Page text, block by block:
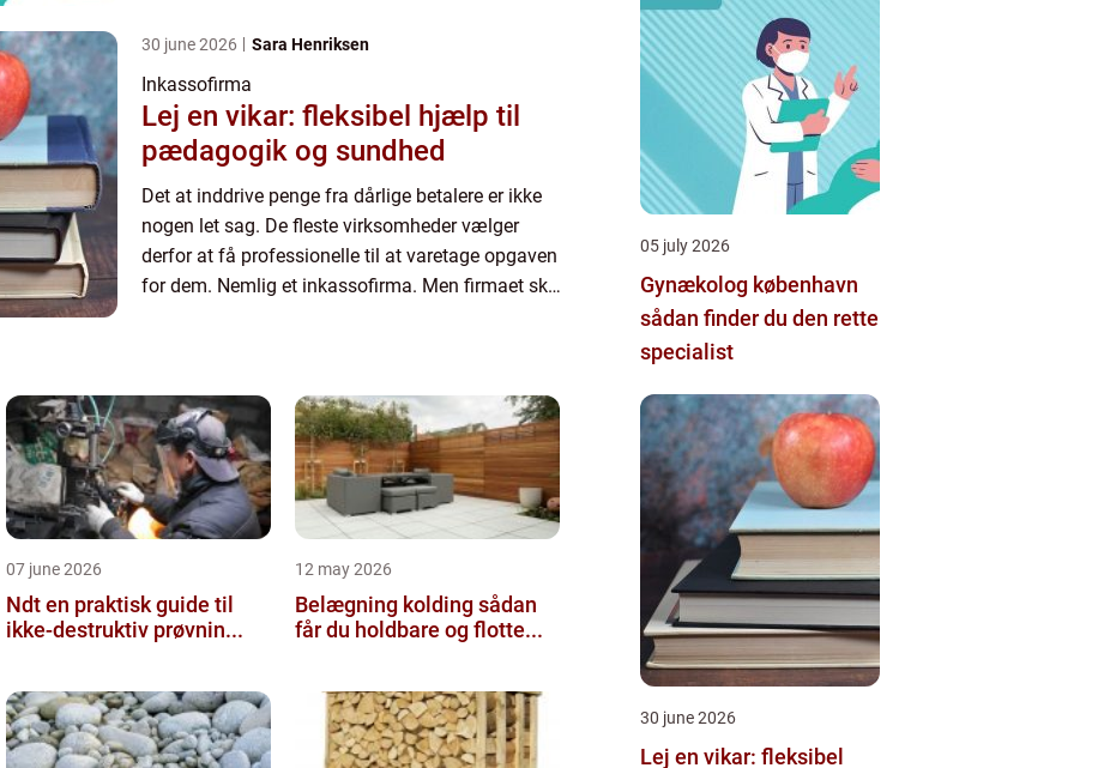
penge...
30 june 2026 Sara Henriksen
Inkassofirma
Lej en vikar: fleksibel hjælp til
pædagogik og sundhed
Det at inddrive penge fra dårlige betalere er ikke
nogen let sag. De fleste virksomheder vælger
derfor at få professionelle til at varetage opgaven
for dem. Nemlig et inkassofirma. Men firmaet skal
07 june 2026
Ndt en praktisk guide til
ikke-destruktiv prøvnin...
12 may 2026
Belægning kolding sådan
får du holdbare og flotte...
05 july 2026
Gynækolog københavn
sådan finder du den rette
specialist
30 june 2026
Lej en vikar: fleksibel